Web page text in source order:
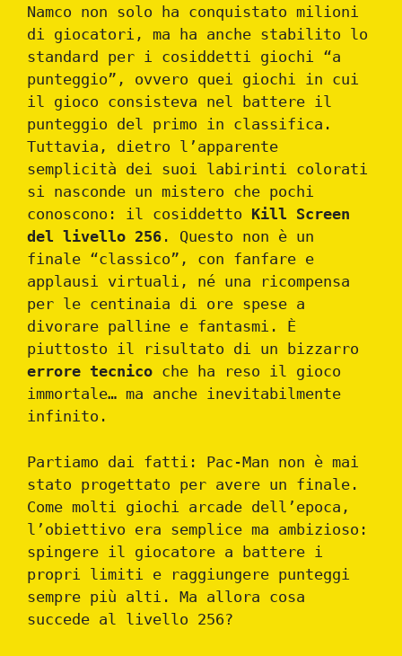
Namco non solo ha conquistato milioni
di giocatori, ma ha anche stabilito lo
standard per i cosiddetti giochi “a
punteggio”, ovvero quei giochi in cui
il gioco consisteva nel battere il
punteggio del primo in classifica.
Tuttavia, dietro l’apparente
semplicità dei suoi labirinti colorati
si nasconde un mistero che pochi
conoscono: il cosiddetto Kill Screen
del livello 256 . Questo non è un
finale “classico”, con fanfare e
applausi virtuali, né una ricompensa
per le centinaia di ore spese a
divorare palline e fantasmi. È
piuttosto il risultato di un bizzarro
errore tecnico che ha reso il gioco
immortale… ma anche inevitabilmente
infinito.
Partiamo dai fatti: Pac-Man non è mai
stato progettato per avere un finale.
Come molti giochi arcade dell’epoca,
l’obiettivo era semplice ma ambizioso:
spingere il giocatore a battere i
propri limiti e raggiungere punteggi
sempre più alti. Ma allora cosa
succede al livello 256?